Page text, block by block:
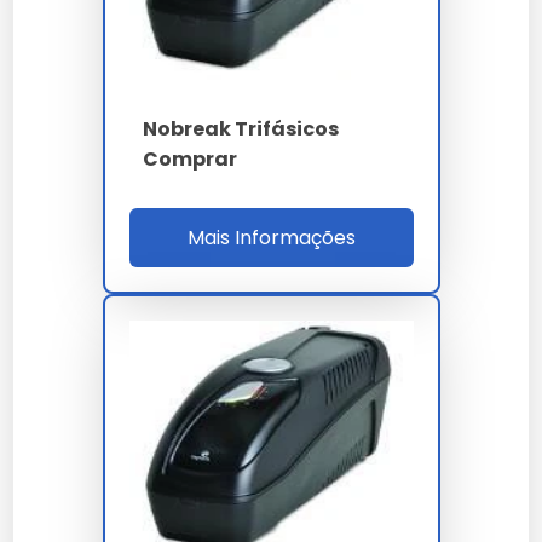
A conservação depende de boas práticas de
oficial fornecida por nossa empresa.
Existe garantia para nobreak
comprar?
contam com garantia de fábrica e suporte técnico
Qual o diferencial de nobreak
comprar em nossa empresa?
Nossas soluções passam por rigorosos controles,
garantindo performance superior às alternativas
Nobreak Trifásicos
Comprar
Mais Informações